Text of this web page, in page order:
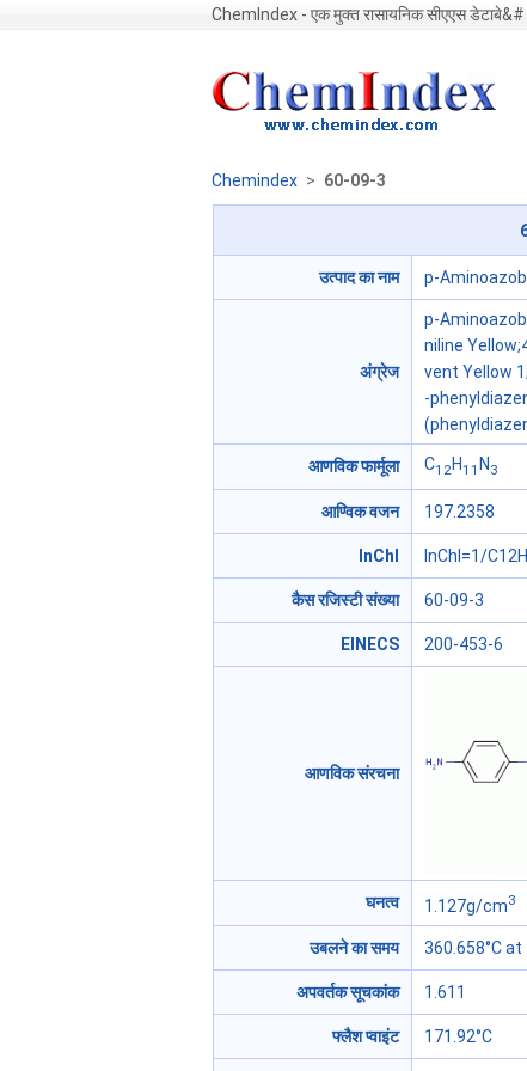
ChemIndex - एक मुक्त रासायनिक सीएएस डेटाबे&#
Chemindex > 60-09-3
उत्पाद का नाम p-
अंग्रेज
p-
niline
vent Yellow
-
आणविक फार्मूला C12H11 N 3
आण्विक वजन 197.2358
InChI InChI=1/
कैस रजिस्टी संख्या 60-09-3
EINECS 200-453-6
आणविक संरचना
घनत्व 1.127g/cm3
उबलने का समय 360.658°C
अपवर्तक सूचकांक 1.611
फ्लैश प्वाइंट 171.92°C